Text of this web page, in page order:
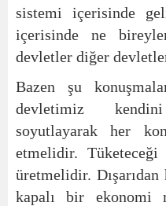
sistemi içerisinde
içerisinde ne
devletler diğer
Bazen şu
devletimiz
soyutlayarak her
etmelidir.
üretmelidir.
kapalı bir ekonomi